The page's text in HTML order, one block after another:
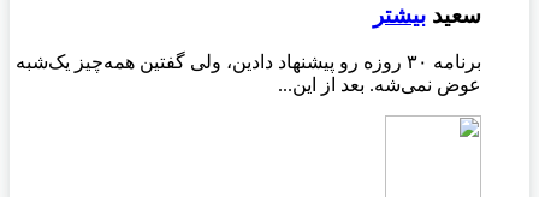
سعید بیشتر
برنامه ۳۰ روزه رو پیشنهاد دادین، ولی گفتین همه‌چیز یک‌شبه
عوض نمی‌شه. بعد از این...